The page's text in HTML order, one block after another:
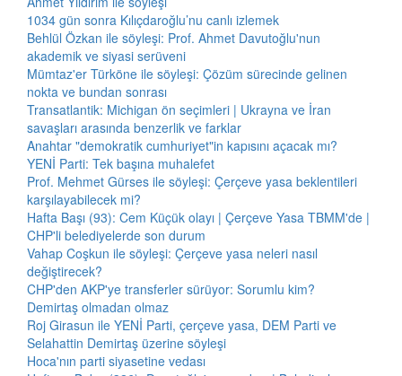
1034 gün sonra Kılıçdaroğlu’nu canlı izlemek
Behlül Özkan ile söyleşi: Prof. Ahmet Davutoğlu'nun
akademik ve siyasi serüveni
Mümtaz'er Türköne ile söyleşi: Çözüm sürecinde gelinen
nokta ve bundan sonrası
Transatlantik: Michigan ön seçimleri | Ukrayna ve İran
savaşları arasında benzerlik ve farklar
Anahtar "demokratik cumhuriyet"in kapısını açacak mı?
YENİ Parti: Tek başına muhalefet
Prof. Mehmet Gürses ile söyleşi: Çerçeve yasa beklentileri
karşılayabilecek mi?
Hafta Başı (93): Cem Küçük olayı | Çerçeve Yasa TBMM'de |
CHP'li belediyelerde son durum
Vahap Coşkun ile söyleşi: Çerçeve yasa neleri nasıl
değiştirecek?
CHP'den AKP'ye transferler sürüyor: Sorumlu kim?
Demirtaş olmadan olmaz
Roj Girasun ile YENİ Parti, çerçeve yasa, DEM Parti ve
Selahattin Demirtaş üzerine söyleşi
Hoca'nın parti siyasetine vedası